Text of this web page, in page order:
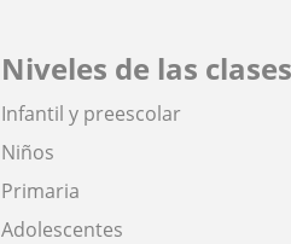
Niveles de las clases
Infantil y preescolar
Niños
Primaria
Adolescentes